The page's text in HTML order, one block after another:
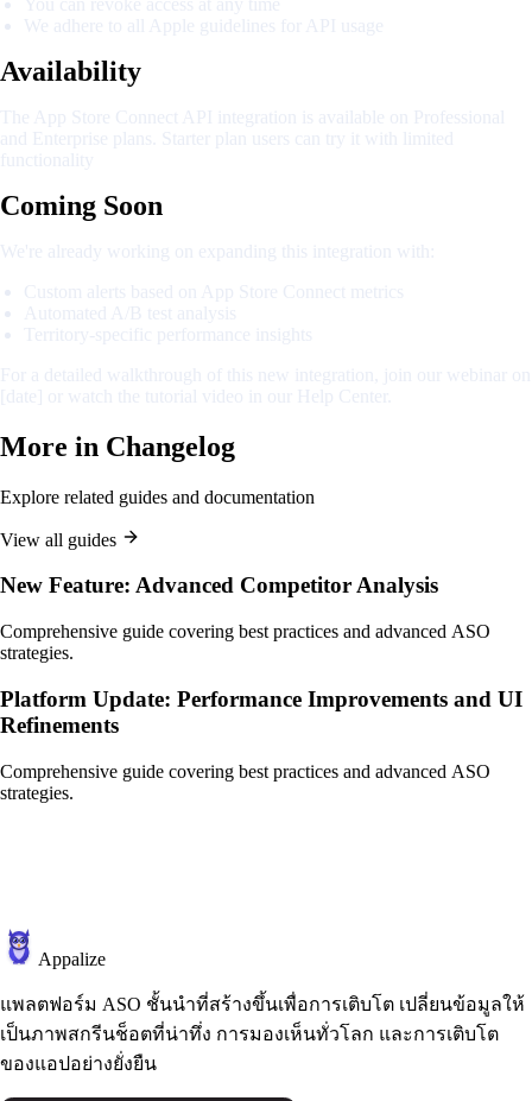
Availability
Coming Soon
More in Changelog
Explore related guides and documentation
View all guides
New Feature: Advanced Competitor Analysis
Comprehensive guide covering best practices and advanced ASO
strategies.
Platform Update: Performance Improvements and UI
Refinements
Comprehensive guide covering best practices and advanced ASO
strategies.
Appalize
แพลตฟอร์ม ASO ชั้นนำที่สร้างขึ้นเพื่อการเติบโต เปลี่ยนข้อมูลให้
เป็นภาพสกรีนช็อตที่น่าทึ่ง การมองเห็นทั่วโลก และการเติบโต
ของแอปอย่างยั่งยืน